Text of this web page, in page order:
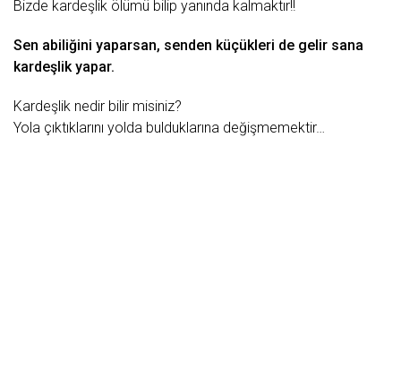
Bizde kardeşlik ölümü bilip yanında kalmaktır!!
Sen abiliğini yaparsan, senden küçükleri de gelir sana
kardeşlik yapar.
Kardeşlik nedir bilir misiniz?
Yola çıktıklarını yolda bulduklarına değişmemektir…